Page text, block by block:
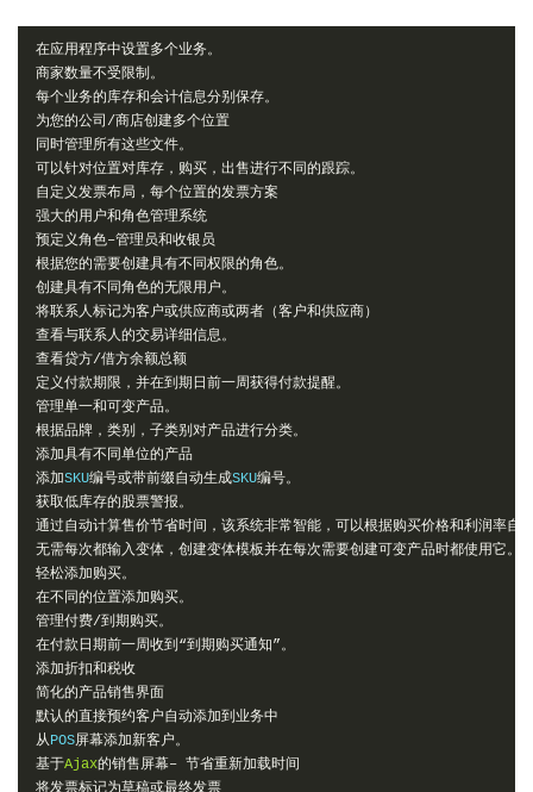
在应用程序中设置多个业务。
商家数量不受限制。
每个业务的库存和会计信息分别保存。
为您的公司/商店创建多个位置
同时管理所有这些文件。
可以针对位置对库存，购买，出售进行不同的跟踪。
自定义发票布局，每个位置的发票方案
强大的用户和角色管理系统
预定义角色–管理员和收银员
根据您的需要创建具有不同权限的角色。
创建具有不同角色的无限用户。
将联系人标记为客户或供应商或两者（客户和供应商）
查看与联系人的交易详细信息。
查看贷方/借方余额总额
定义付款期限，并在到期日前一周获得付款提醒。
管理单一和可变产品。
根据品牌，类别，子类别对产品进行分类。
添加具有不同单位的产品
添加SKU编号或带前缀自动生成SKU编号。
获取低库存的股票警报。
通过自动计算售价节省时间，该系统非常智能，可以根据购买价格和利润率自
无需每次都输入变体，创建变体模板并在每次需要创建可变产品时都使用它。
轻松添加购买。
在不同的位置添加购买。
管理付费/到期购买。
在付款日期前一周收到“到期购买通知”。
添加折扣和税收
简化的产品销售界面
默认的直接预约客户自动添加到业务中
从POS屏幕添加新客户。
基于Ajax的销售屏幕– 节省重新加载时间
将发票标记为草稿或最终发票